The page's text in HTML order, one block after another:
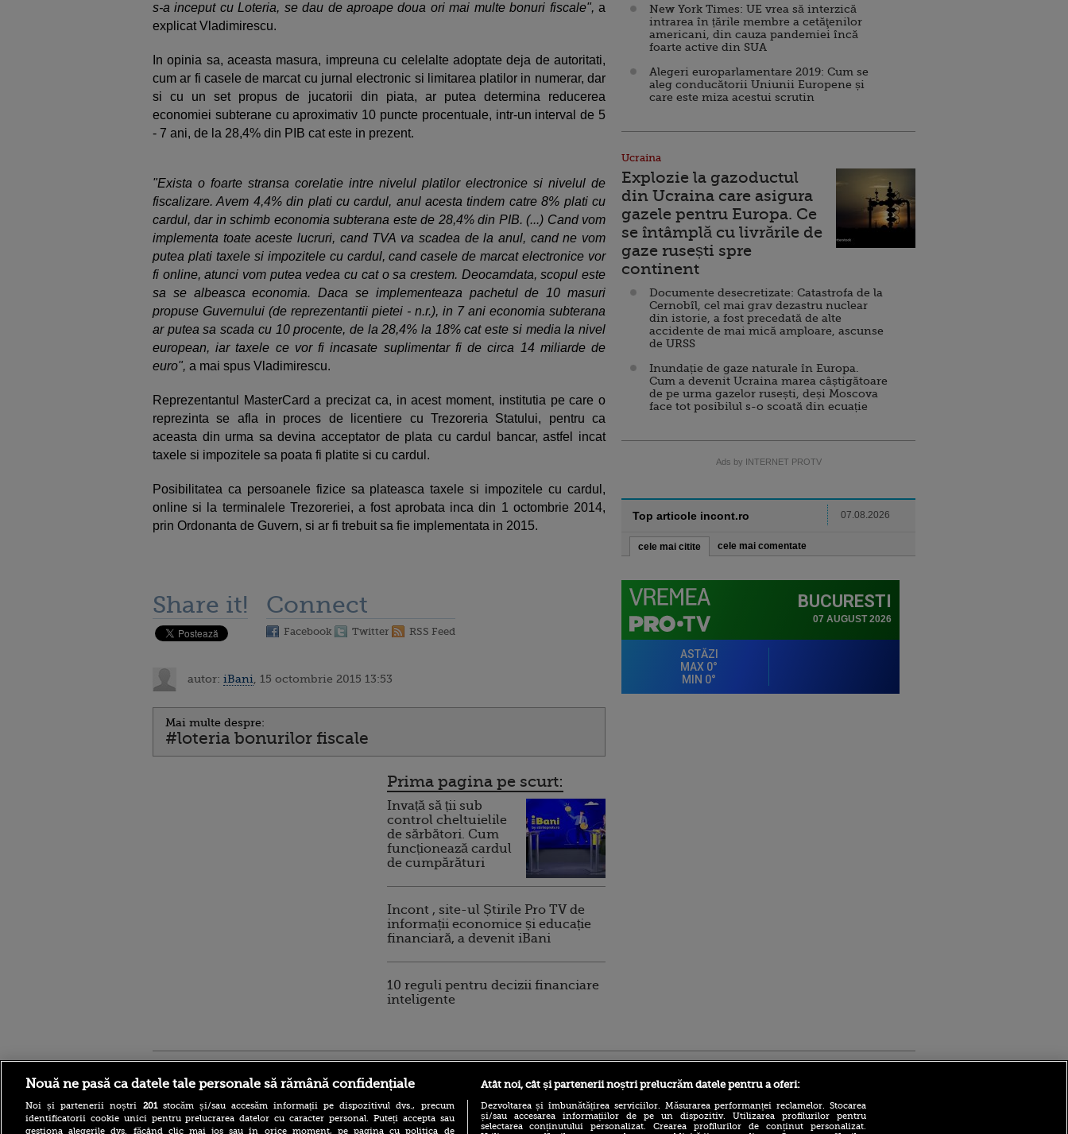
s-a inceput cu Loteria, se dau de aproape doua ori mai multe bonuri fiscale", a
explicat Vladimirescu.
In opinia sa, aceasta masura, impreuna cu celelalte adoptate deja de autoritati,
cum ar fi casele de marcat cu jurnal electronic si limitarea platilor in numerar, dar
si cu un set propus de jucatorii din piata, ar putea determina reducerea
economiei subterane cu aproximativ 10 puncte procentuale, intr-un interval de 5
- 7 ani, de la 28,4% din PIB cat este in prezent.
"Exista o foarte stransa corelatie intre nivelul platilor electronice si nivelul de
fiscalizare. Avem 4,4% din plati cu cardul, anul acesta tindem catre 8% plati cu
cardul, dar in schimb economia subterana este de 28,4% din PIB. (...) Cand vom
implementa toate aceste lucruri, cand TVA va scadea de la anul, cand ne vom
putea plati taxele si impozitele cu cardul, cand casele de marcat electronice vor
fi online, atunci vom putea vedea cu cat o sa crestem. Deocamdata, scopul este
sa se albeasca economia. Daca se implementeaza pachetul de 10 masuri
propuse Guvernului (de reprezentantii pietei - n.r.), in 7 ani economia subterana
ar putea sa scada cu 10 procente, de la 28,4% la 18% cat este si media la nivel
european, iar taxele ce vor fi incasate suplimentar fi de circa 14 miliarde de
euro", a mai spus Vladimirescu.
Reprezentantul MasterCard a precizat ca, in acest moment, institutia pe care o
reprezinta se afla in proces de licentiere cu Trezoreria Statului, pentru ca
aceasta din urma sa devina acceptator de plata cu cardul bancar, astfel incat
taxele si impozitele sa poata fi platite si cu cardul.
Posibilitatea ca persoanele fizice sa plateasca taxele si impozitele cu cardul,
online si la terminalele Trezoreriei, a fost aprobata inca din 1 octombrie 2014,
prin Ordonanta de Guvern, si ar fi trebuit sa fie implementata in 2015.
Share it! Connect
Facebook Twitter RSS Feed
autor: iBani , 15 octombrie 2015 13:53
Mai multe despre:
#loteria bonurilor fiscale
Prima pagina pe scurt:
Invață să ții sub
control cheltuielile
de sărbători. Cum
funcționează cardul
de cumpărături
Incont , site-ul Știrile Pro TV de
informații economice și educație
financiară, a devenit iBani
10 reguli pentru decizii financiare
inteligente
New York Times: UE vrea să interzică
intrarea în țările membre a cetăţenilor
americani, din cauza pandemiei încă
foarte active din SUA
Alegeri europarlamentare 2019: Cum se
aleg conducătorii Uniunii Europene și
care este miza acestui scrutin
Ucraina
Explozie la gazoductul
din Ucraina care asigura
gazele pentru Europa. Ce
se întâmplă cu livrările de
gaze rusești spre
continent
Documente desecretizate: Catastrofa de la
Cernobîl, cel mai grav dezastru nuclear
din istorie, a fost precedată de alte
accidente de mai mică amploare, ascunse
de URSS
Inundație de gaze naturale în Europa.
Cum a devenit Ucraina marea câștigătoare
de pe urma gazelor rusești, deși Moscova
face tot posibilul s-o scoată din ecuație
Ads by INTERNET PROTV
Top articole incont.ro 07.08.2026
cele mai citite cele mai comentate
Nouă ne pasă ca datele tale personale să rămână confidențiale
Noi și partenerii noștri 201stocăm și/sau accesăm informații pe dispozitivul dvs., precum
identificatorii cookie unici pentru prelucrarea datelor cu caracter personal. Puteți accepta sau
gestiona alegerile dvs. făcând clic mai jos sau în orice moment, pe pagina cu politica de
Atât noi, cât și partenerii noștri prelucrăm datele pentru a oferi:
Dezvoltarea și îmbunătățirea serviciilor. Măsurarea performanței reclamelor. Stocarea
și/sau accesarea informațiilor de pe un dispozitiv. Utilizarea profilurilor pentru
selectarea conținutului personalizat. Crearea profilurilor de conținut personalizat.